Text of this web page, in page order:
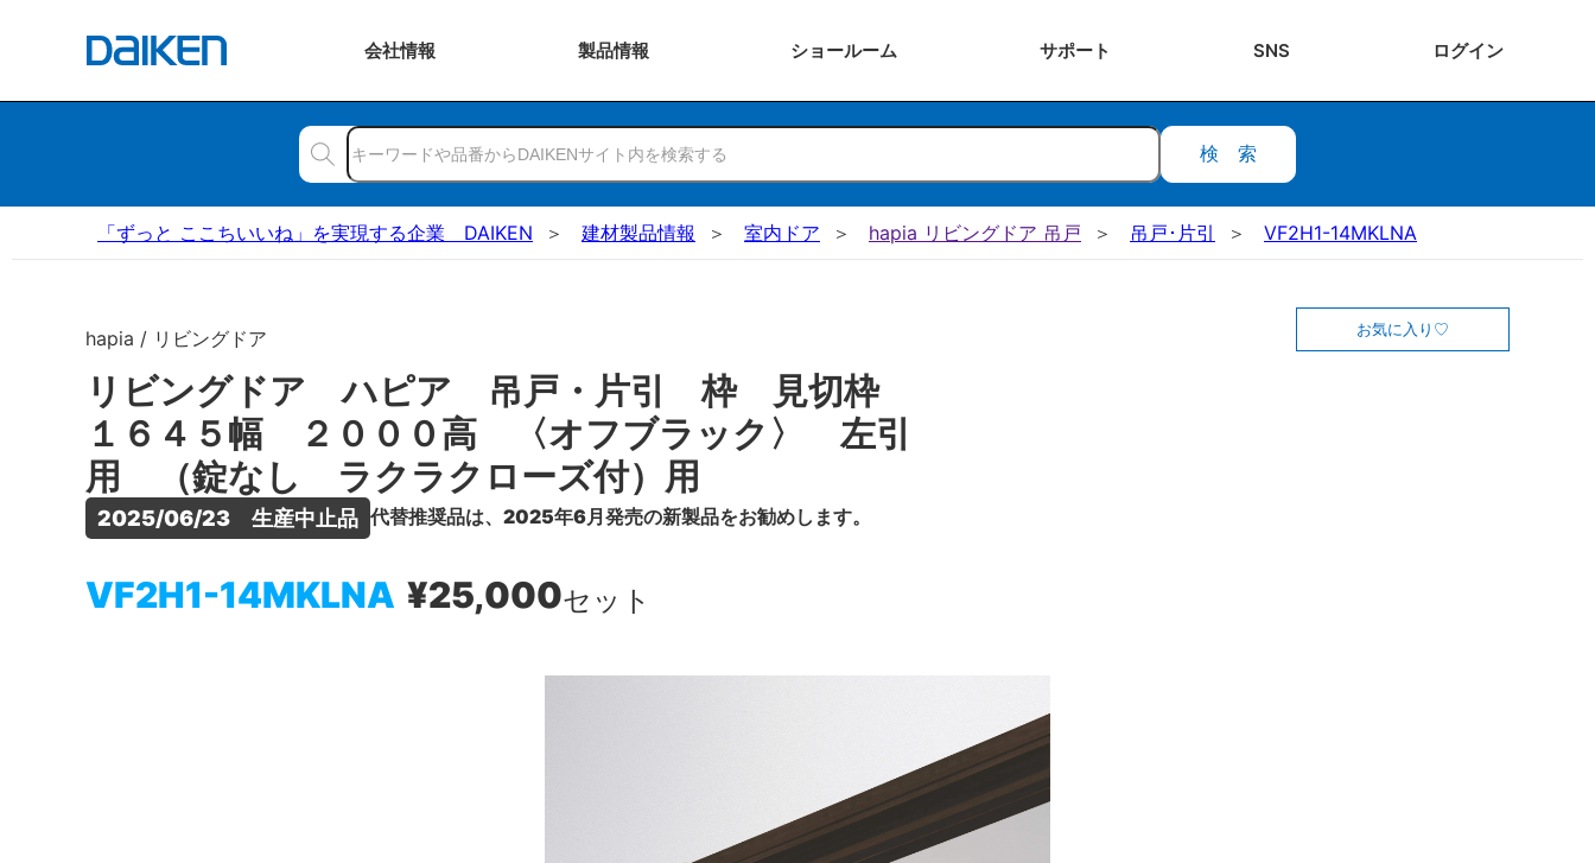
会社情報 製品情報 ショールーム サポート SNS ログイン
検索
「ずっと ここちいいね」を実現する企業 DAIKEN 建材製品情報 室内ドア hapia リビングドア 吊戸 吊戸･片引 VF2H1-14MKLNA
hapia / リビングドア
リビングドア ハピア 吊戸・片引 枠 見切枠
１６４５幅 ２０００高 〈オフブラック〉 左引
用 （錠なし ラクラクローズ付）用
2025/06/23　生産中止品 代替推奨品は、2025年6月発売の新製品をお勧めします。
VF2H1-14MKLNA ¥25,000セット
お気に入り